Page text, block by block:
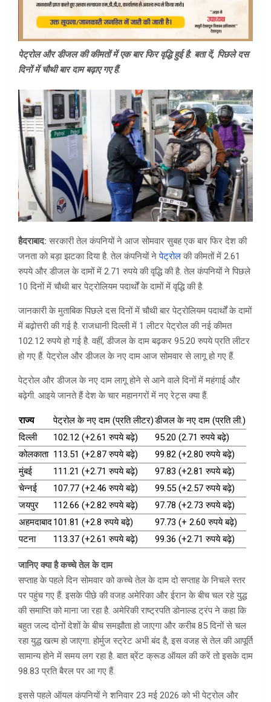
पेट्रोल और डीजल की कीमतों में एक बार फिर वृद्धि हुई है. बता दें, पिछले दस
दिनों में चौथी बार दाम बढ़ाए गए हैं.
हैदराबाद: सरकारी तेल कंपनियों ने आज सोमवार सुबह एक बार फिर देश की
जनता को बड़ा झटका दिया है. तेल कंपनियों नेपेट्रोलकी कीमतों में 2.61
रुपये और डीजल के दामों में 2.71 रुपये की वृद्धि की है. तेल कंपनियों ने पिछले
10 दिनों में चौथी बार पेट्रोलियम पदार्थों के दामों में वृद्धि की है.
जानकारी के मुताबिक पिछले दस दिनों में चौथी बार पेट्रोलियम पदार्थों के दामों
में बढ़ोत्तरी की गई है. राजधानी दिल्ली में 1 लीटर पेट्रोल की नई कीमत
102.12 रुपये हो गई है. वहीं, डीजल के दाम बढ़कर 95.20 रुपये प्रति लीटर
हो गए हैं. पेट्रोल और डीजल के नए दाम आज सोमवार से लागू हो गए हैं.
पेट्रोल और डीजल के नए दाम लागू होने से आने वाले दिनों में महंगाई और
बढ़ेगी. आइये जानते हैं देश के चार महानगरों में नए रेट्स क्या हैं.
राज्य पेट्रोल के नए दाम (प्रति लीटर)डीजल के नए दाम (प्रति ली.)
दिल्ली
102.12 (+2.61 रुपये बढ़े)
95.20 (2.71 रुपये बढ़े)
कोलकाता 113.51 (+2.87 रुपये बढ़े)
99.82 (+2.80 रुपये बढ़े)
मुंबई
111.21 (+2.71 रुपये बढ़े)
97.83 (+2.81 रुपये बढ़े)
चेन्नई
107.77 (+2.46 रुपये बढ़े)
99.55 (+2.57 रुपये बढ़े)
जयपुर
112.66 (+2.82 रुपये बढ़े)
97.78 (+2.73 रुपये बढ़े)
अहमदाबाद101.81 (+2.8 रुपये बढ़े)
97.73 (+ 2.60 रुपये बढ़े)
पटना
113.37 (+2.61 रुपये बढ़े) 99.36 (+2.71 रुपये बढ़े)
जानिए क्या है कच्चे तेल के दाम
सप्ताह के पहले दिन सोमवार को कच्चे तेल के दाम दो सप्ताह के निचले स्तर
पर पहुंच गए हैं. इसके पीछे की वजह अमेरिका और ईरान के बीच चल रहे युद्ध
की समाप्ति को माना जा रहा है. अमेरिकी राष्ट्रपति डोनाल्ड ट्रंप ने कहा कि
बहुत जल्द दोनों देशों के बीच समझौता हो जाएगा और करीब 85 दिनों से चल
रहा युद्ध खत्म हो जाएगा. होर्मुज स्ट्रेट अभी बंद है, इस वजह से तेल की आपूर्ति
सामान्य होने में समय लग रहा है. बात ब्रेंट क्रूड ऑयल की करें तो इसके दाम
98.83 प्रति बैरल पर आ गए हैं.
इससे पहले ऑयल कंपनियों ने शनिवार 23 मई 2026 को भी पेट्रोल और